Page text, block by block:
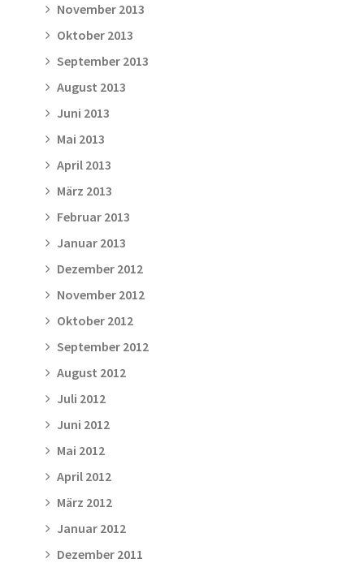
November 2013
Oktober 2013
September 2013
August 2013
Juni 2013
Mai 2013
April 2013
März 2013
Februar 2013
Januar 2013
Dezember 2012
November 2012
Oktober 2012
September 2012
August 2012
Juli 2012
Juni 2012
Mai 2012
April 2012
März 2012
Januar 2012
Dezember 2011